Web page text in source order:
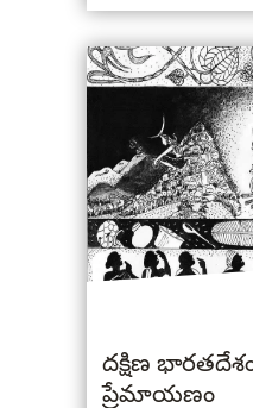
దక్షిణ
ప్రేమాయణం